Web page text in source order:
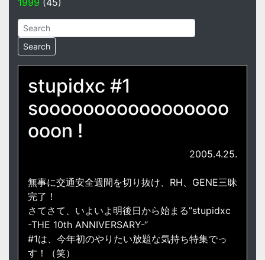
1999 (45)
stupidxc #1
sooooooooooooooooo
ooon !
2005.4.25.
無事に交通安全週間を切り抜け、RH、GENE三昧
完了！
さてさて、いよいよ明後日から始まる”stupidxc
-THE 10th ANNIVERSARY-“
#1は、今年初のやりたい放題な気持ち特集でっ
す！（笑）